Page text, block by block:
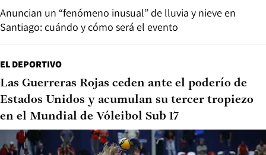
Anuncian un “fenómeno inusual” de lluvia y nieve en
Santiago: cuándo y cómo será el evento
EL DEPORTIVO
Las Guerreras Rojas ceden ante el poderío de
Estados Unidos y acumulan su tercer tropiezo
en el Mundial de Vóleibol Sub 17